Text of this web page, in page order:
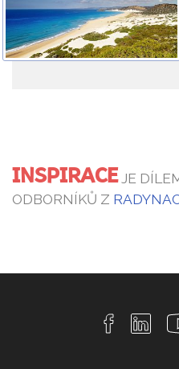
INSPIRACEJE
ODBORNÍKŮ Z